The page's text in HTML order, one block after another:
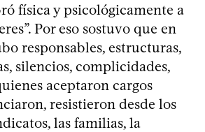
física y psicológicamente a
Por eso sostuvo que en
responsables, estructuras,
silencios, complicidades,
aceptaron cargos
resistieron desde los
las familias, la